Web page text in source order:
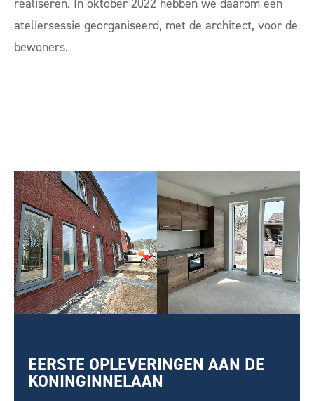
realiseren. In oktober 2022 hebben we daarom een
ateliersessie georganiseerd, met de architect, voor de
bewoners.
EERSTE OPLEVERINGEN AAN DE
KONINGINNELAAN